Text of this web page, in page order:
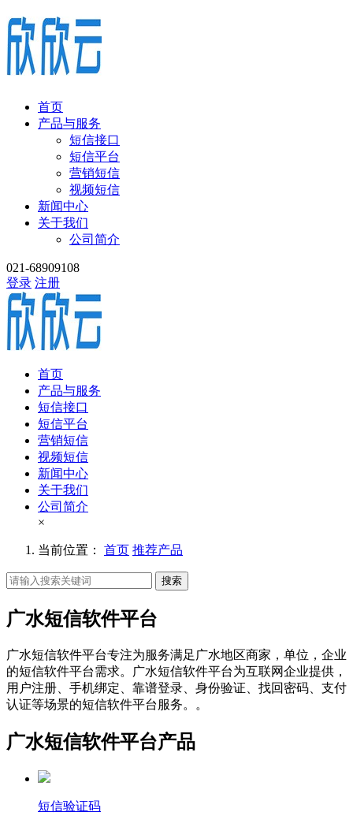
首页
产品与服务
短信接口
短信平台
营销短信
视频短信
新闻中心
关于我们
公司简介
021-68909108
登录 注册
首页
产品与服务
短信接口
短信平台
营销短信
视频短信
新闻中心
关于我们
公司简介
×
当前位置： 首页 推荐产品
搜索
广水短信软件平台
广水短信软件平台专注为服务满足广水地区商家，单位，企业
的短信软件平台需求。广水短信软件平台为互联网企业提供，
用户注册、手机绑定、靠谱登录、身份验证、找回密码、支付
认证等场景的短信软件平台服务。。
广水短信软件平台产品
短信验证码